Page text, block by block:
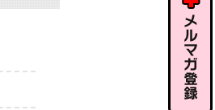
ル相談